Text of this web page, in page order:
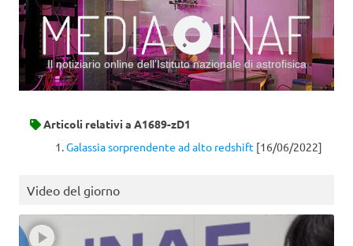
Il notiziario online dell’Istituto nazionale di astrofisica
Articoli relativi a A1689-zD1
Galassia sorprendente ad alto redshift [16/06/2022]
Video del giorno